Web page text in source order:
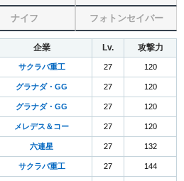
ナイフ フォトンセイバー
企業 Lv. 攻撃力
サクラバ重工 27 120
グラナダ・GG 27 120
グラナダ・GG 27 120
メレデス＆コー 27 120
六連星 27 132
サクラバ重工 27 144